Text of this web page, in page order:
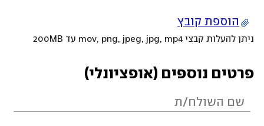
הוספת קובץ
ניתן להעלות קבצי mov, png, jpeg, jpg, mp4 עד 200MB
פרטים נוספים (אופציונלי)